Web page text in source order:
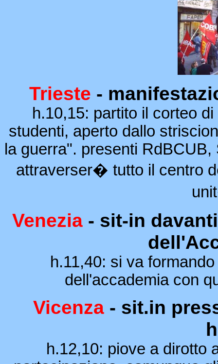
Trieste -
h.10,15: partito il corteo
studenti, aperto dallo
la guerra". presenti
attraverser� tutto il centro
Venezia- sit-in
h.11,40: si va
dell'accademia con
Vicenza- sit.in
h.12,10: piove a dirotto